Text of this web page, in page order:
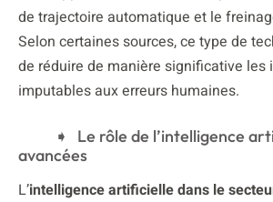
de trajectoire automatique et le
Selon certaines sources, ce type de
de réduire de manière significative les
imputables aux erreurs humaines.
Le rôle de l’intelligence
avancées
L’intelligence artificielle dans le